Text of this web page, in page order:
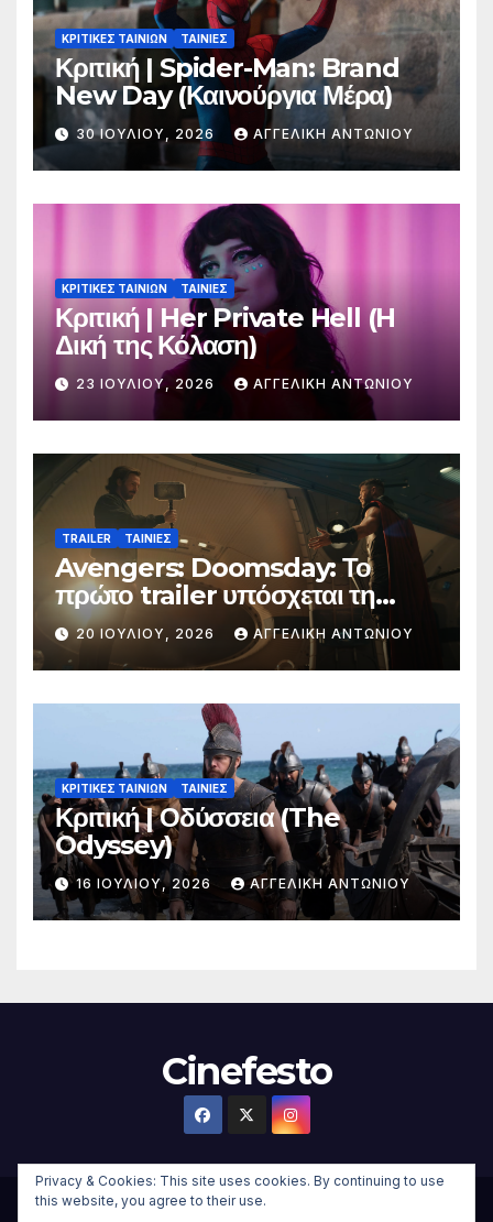
ΚΡΙΤΙΚΕΣ ΤΑΙΝΙΩΝ ΤΑΙΝΙΕΣ
Κριτική | Spider-Man: Brand
New Day (Καινούργια Μέρα)
30 ΙΟΥΛΊΟΥ, 2026 ΑΓΓΕΛΙΚΉ ΑΝΤΩΝΊΟΥ
ΚΡΙΤΙΚΕΣ ΤΑΙΝΙΩΝ ΤΑΙΝΙΕΣ
Κριτική | Her Private Hell (H
Δική της Κόλαση)
23 ΙΟΥΛΊΟΥ, 2026 ΑΓΓΕΛΙΚΉ ΑΝΤΩΝΊΟΥ
TRAILER ΤΑΙΝΙΕΣ
Avengers: Doomsday: Το
πρώτο trailer υπόσχεται τη
μεγαλύτερη μάχη στην ιστορία
της Marvel
20 ΙΟΥΛΊΟΥ, 2026 ΑΓΓΕΛΙΚΉ ΑΝΤΩΝΊΟΥ
ΚΡΙΤΙΚΕΣ ΤΑΙΝΙΩΝ ΤΑΙΝΙΕΣ
Κριτική | Οδύσσεια (The
Odyssey)
16 ΙΟΥΛΊΟΥ, 2026 ΑΓΓΕΛΙΚΉ ΑΝΤΩΝΊΟΥ
Cinefesto
Privacy & Cookies: This site uses cookies. By continuing to use
this website, you agree to their use.